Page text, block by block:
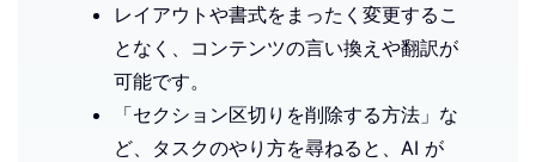
レイアウトや書式をまったく変更するこ
となく、コンテンツの言い換えや翻訳が
可能です。
「セクション区切りを削除する方法」な
ど、タスクのやり方を尋ねると、AI が